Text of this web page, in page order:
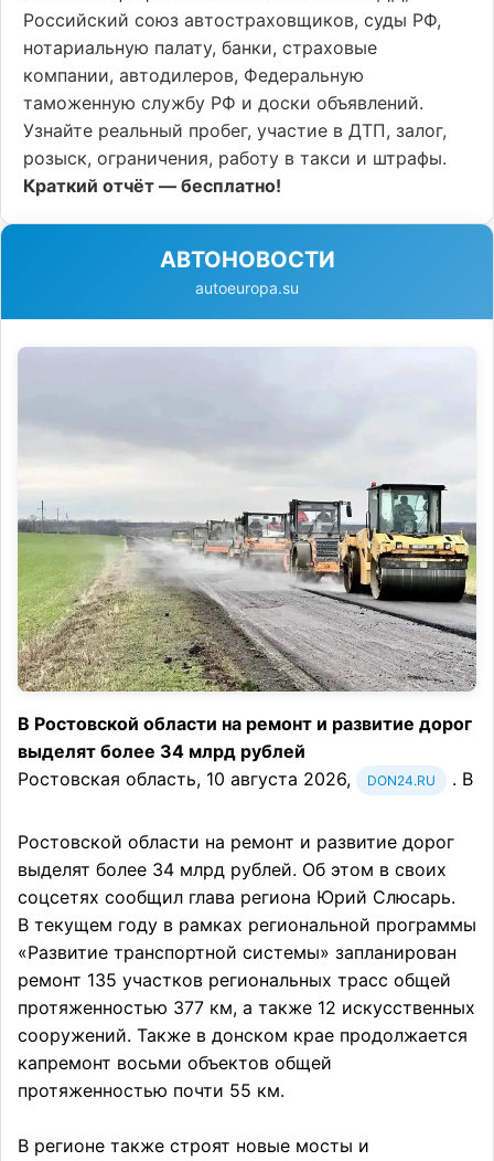
Российский союз автостраховщиков, суды РФ,
нотариальную палату, банки, страховые
компании, автодилеров, Федеральную
таможенную службу РФ и доски объявлений.
Узнайте реальный пробег, участие в ДТП, залог,
розыск, ограничения, работу в такси и штрафы.
Краткий отчёт — бесплатно!
АВТОНОВОСТИ
autoeuropa.su
В Ростовской области на ремонт и развитие дорог
выделят более 34 млрд рублей
Ростовская область, 10 августа 2026,
DON24.RU . В
Ростовской области на ремонт и развитие дорог
выделят более 34 млрд рублей. Об этом в своих
соцсетях сообщил глава региона Юрий Слюсарь.
В текущем году в рамках региональной программы
«Развитие транспортной системы» запланирован
ремонт 135 участков региональных трасс общей
протяженностью 377 км, а также 12 искусственных
сооружений. Также в донском крае продолжается
капремонт восьми объектов общей
протяженностью почти 55 км.
В регионе также строят новые мосты и